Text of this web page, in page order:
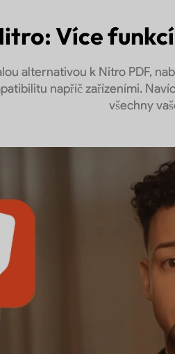
Více
alternativou k Nitro PDF,
napříč zařízeními.
všechny